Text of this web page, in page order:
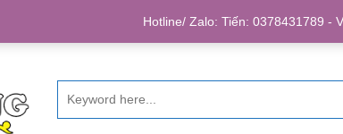
Hotline/ Zalo: Tiến: 0378431789 -